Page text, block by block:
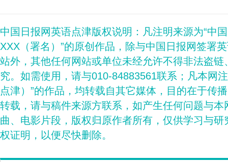
中国日报网英语点津版权说明：凡注明来源为“中
XXX（署名）”的原创作品，除与中国日报网签署
站外，其他任何网站或单位未经允许不得非法盗
究。如需使用，请与010-84883561联系；凡本网
点津）”的作品，均转载自其它媒体，目的在于传
转载，请与稿件来源方联系，如产生任何问题与
曲、电影片段，版权归原作者所有，仅供学习与
权证明，以便尽快删除。